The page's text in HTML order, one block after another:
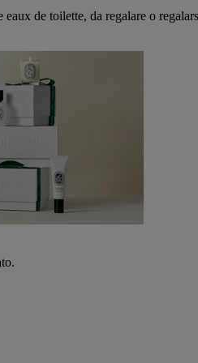
de toilette, da regalare o